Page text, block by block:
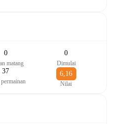
0
matang
0
Dimulai
37 6,16
Nilai